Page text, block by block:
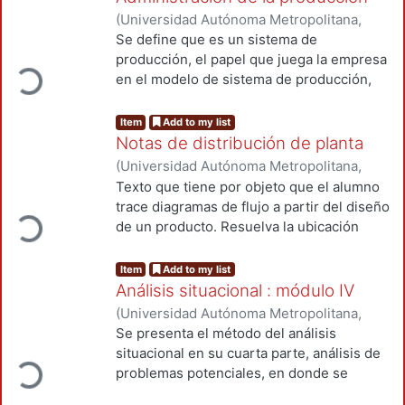
beneficios del manejo de materiales son:
Reducir costos; disminuir desperdicios;
Aumentar la capacidad productiva de la
empresa; Mejorar las condiciones de
trabajo.
un análisis de movimiento de materiales
de manera que una cuestión de
importancia es el costo de equipo, así
como los costos auxiliares y los costos de
Loading...
(Universidad Autónoma Metropolitana,
Unidad Azcapotzalco, División de Ciencias
Básicas e Ingeniería,2008)Henaine Abed,
María Guadalupe
Se define que es un sistema de
producción, el papel que juega la empresa
en el modelo de sistema de producción,
que existen, la planeación y control de la
producción, los pronósticos que se
pueden realizar, los inventarios y la
programación de operaciones.
Loading...
Item Add to my list
Notas de distribución de planta
(Universidad Autónoma Metropolitana,
Unidad Azcapotzalco, División de Ciencias
Básicas e Ingeniería, Departamento de
Sistemas,2008)López Peralta, Julian
Texto que tiene por objeto que el alumno
trace diagramas de flujo a partir del diseño
de un producto. Resuelva la ubicación
áreas para materiales en proceso.
Determinando los servicios necesarios
para ese equipo. PALABRAS CLAVE: Flow
charts. Factory management.
Loading...
Item Add to my list
Análisis situacional : módulo IV
(Universidad Autónoma Metropolitana,
Unidad Azcapotzalco, División de Ciencias
Básicas e Ingeniería, Departamento de
Sistemas,2009)Hanel del Valle, Jorge
Se presenta el método del análisis
situacional en su cuarta parte, análisis de
problemas potenciales, en donde se